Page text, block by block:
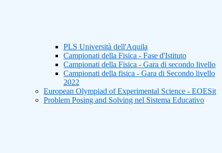
PLS Università dell'Aquila
Campionati della Fisica - Fase d'Istituto
Campionati della Fisica - Gara di secondo livello
Campionati della fisica - Gara di Secondo livello
2022
European Olympiad of Experimental Science - EOESit
Problem Posing and Solving nel Sistema Educativo